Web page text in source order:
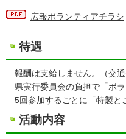
広報ボランティアチラシ
待遇
報酬は支給しません。（交通
県実行委員会の負担で「ボラ
5回参加するごとに「特製と
活動内容